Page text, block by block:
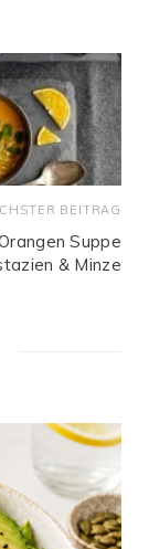
BEITRAG
Suppe
& Minze